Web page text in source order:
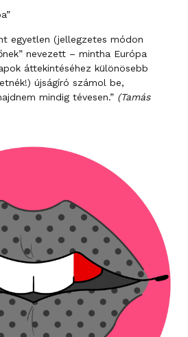
egyetlen (jellegzetes módon
nevezett – mintha Európa
áttekintéséhez különösebb
újságíró számol be,
mindig tévesen.” (Tamás